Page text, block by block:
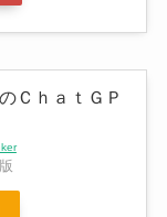
ＣｈａｔＧＰ